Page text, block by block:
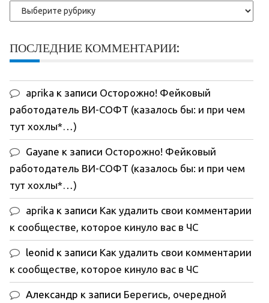
Рубрики
ПОСЛЕДНИЕ КОММЕНТАРИИ:
aprika к записи Осторожно! Фейковый
работодатель ВИ-СОФТ (казалось бы: и при чем
тут хохлы*…)
Gayane к записи Осторожно! Фейковый
работодатель ВИ-СОФТ (казалось бы: и при чем
тут хохлы*…)
aprika к записи Как удалить свои комментарии
к сообществе, которое кинуло вас в ЧС
leonid к записи Как удалить свои комментарии
к сообществе, которое кинуло вас в ЧС
Александр к записи Берегись, очередной